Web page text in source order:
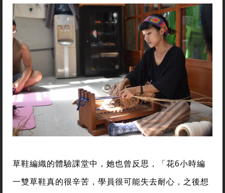
草鞋編織的體驗課堂中，她也曾反思，「花6小時編
一雙草鞋真的很辛苦，學員很可能失去耐心，之後想